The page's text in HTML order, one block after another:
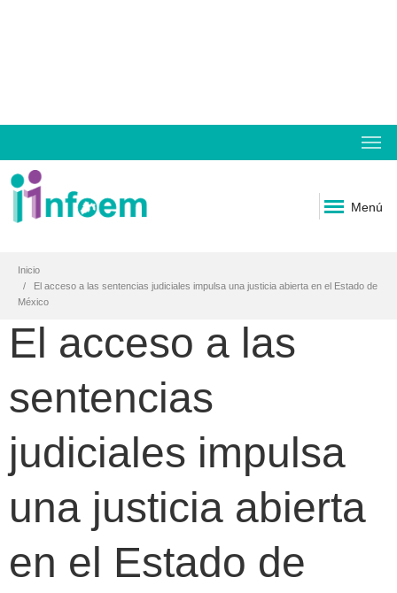
Menú
Inicio
El acceso a las sentencias judiciales impulsa una justicia abierta en el Estado de
México
El acceso a las
sentencias
judiciales impulsa
una justicia abierta
en el Estado de